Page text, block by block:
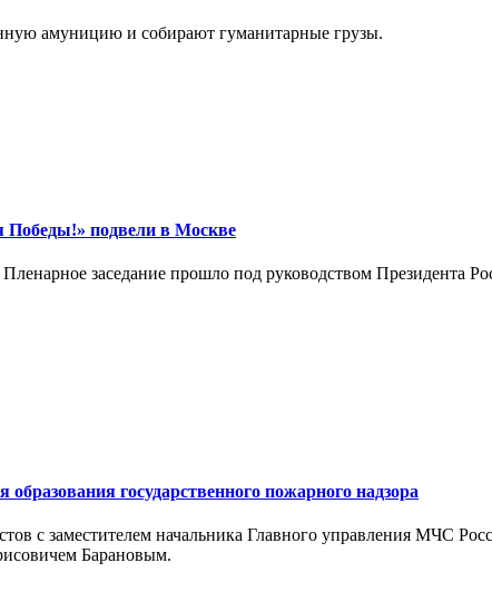
амуницию и собирают гуманитарные грузы.
Победы!» подвели в Москве
заседание прошло под руководством Президента
государственного пожарного надзора
с заместителем начальника Главного управления МЧС
Барановым.